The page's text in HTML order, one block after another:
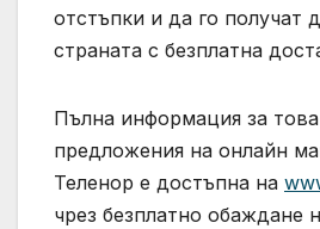
отстъпки и да го получат
страната с безплатна
Пълна информация за
предложения на онлайн
Теленор е достъпна на
чрез безплатно обаждане